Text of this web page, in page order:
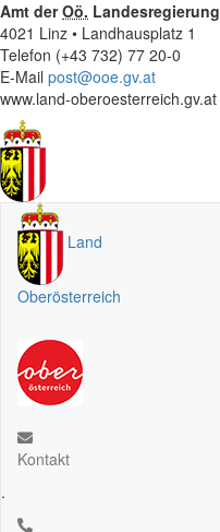
Amt derOö. Landesregierung
4021 Linz • Landhausplatz 1
Telefon (+43 732) 77 20-0
E-Mail post@ooe.gv.at
www.land-oberoesterreich.gv.at
Land
Oberösterreich
Kontakt
.